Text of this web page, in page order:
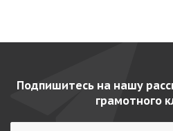
Подпишитесь на нашу
грамотного